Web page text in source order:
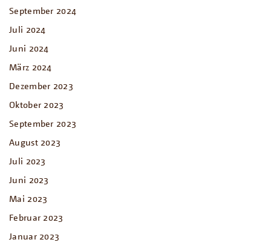
September 2024
Juli 2024
Juni 2024
März 2024
Dezember 2023
Oktober 2023
September 2023
August 2023
Juli 2023
Juni 2023
Mai 2023
Februar 2023
Januar 2023